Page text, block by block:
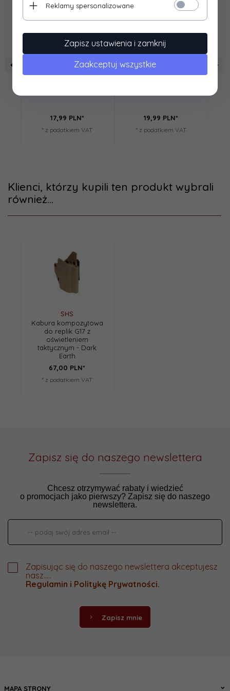
17,99 PLN*
* z podatkiem VAT
SHS
19,99 PLN*
* z podatkiem VAT
Klienci, którzy kupili ten produkt wybrali
również...
SHS
Kabura kompozytowa
do replik G17 z
oświetleniem
taktycznym - Dark
Earth
67,00 PLN*
* z podatkiem VAT
Zapisz się do naszego newslettera
Chcesz otrzymywać rabaty i wiedzieć
o promocjach jako pierwszy? Zapisz się do naszego
newslettera.
Zapisując się do naszego newslettera akceptujesz
nasz.....
Regulamin i Politykę Prywatności.
Zapisz mnie
MAPA STRONY
Reklamy spersonalizowane
Zapisz ustawienia i zamknij
Zaakceptuj wszystkie